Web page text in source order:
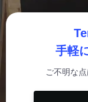
手軽
ご不明な